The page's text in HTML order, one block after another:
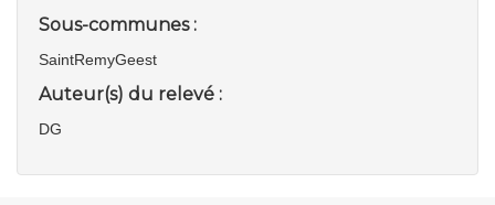
Sous-communes :
SaintRemyGeest
Auteur(s) du relevé :
DG